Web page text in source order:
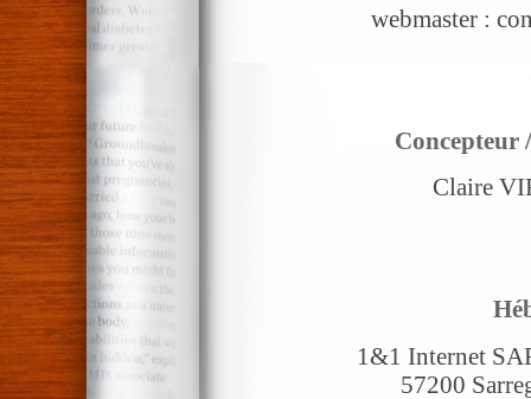
webmaster :
Claire
1&1 Internet
57200